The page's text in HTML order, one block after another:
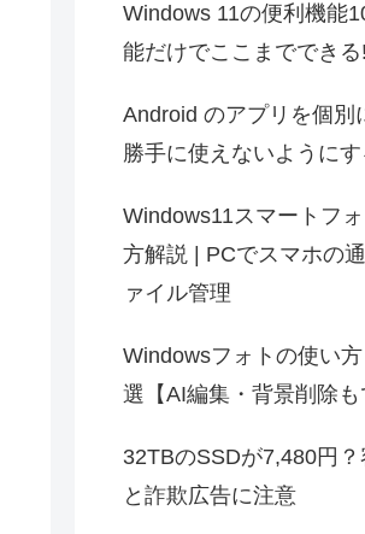
Windows 11の便利機能
能だけでここまでできる!
Android のアプリを個別
勝手に使えないように
Windows11スマートフ
方解説 | PCでスマホの
ァイル管理
Windowsフォトの使い
選【AI編集・背景削除も
32TBのSSDが7,480円
と詐欺広告に注意